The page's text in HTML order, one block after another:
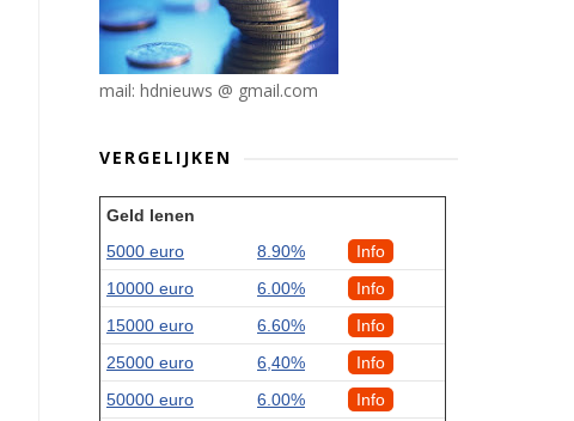
mail: hdnieuws @ gmail.com
VERGELIJKEN
Geld lenen
5000 euro
8.90%
Info
10000 euro
6.00%
Info
15000 euro
6.60%
Info
25000 euro
6,40%
Info
50000 euro
6.00%
Info